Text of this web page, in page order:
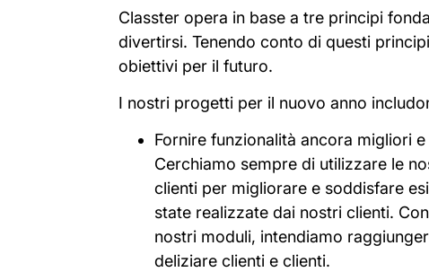
Classter opera in base a tre principi
divertirsi. Tenendo conto di questi
obiettivi per il futuro.
I nostri progetti per il nuovo anno
Fornire funzionalità ancora migliori
Cerchiamo sempre di utilizzare le
clienti per migliorare e soddisfare
state realizzate dai nostri clienti.
nostri moduli, intendiamo
deliziare clienti e clienti.